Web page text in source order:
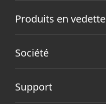
Produits en vedette
Société
Support